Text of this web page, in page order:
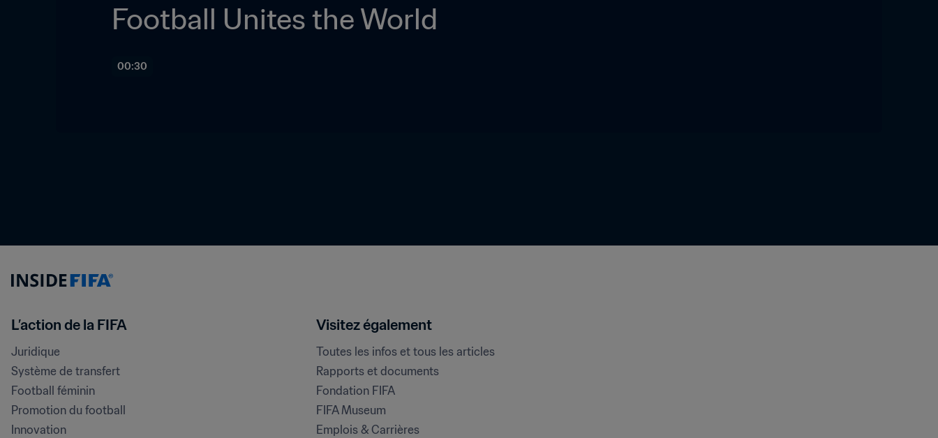
Football Unites the World
00:30
L’action de la FIFA
Juridique
Système de transfert
Football féminin
Promotion du football
Innovation
Visitez également
Toutes les infos et tous les articles
Rapports et documents
Fondation FIFA
FIFA Museum
Emplois & Carrières